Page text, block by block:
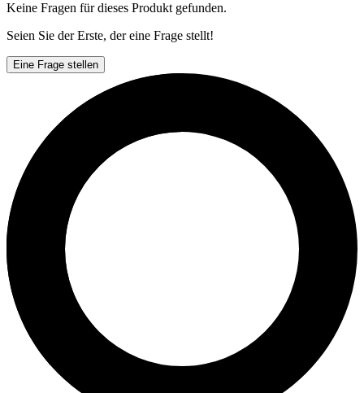
Keine Fragen für dieses Produkt gefunden.
Seien Sie der Erste, der eine Frage stellt!
Eine Frage stellen